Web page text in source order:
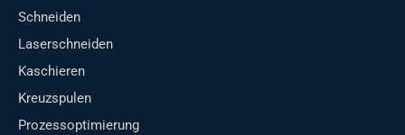
Schneiden
Laserschneiden
Kaschieren
Kreuzspulen
Prozessoptimierung